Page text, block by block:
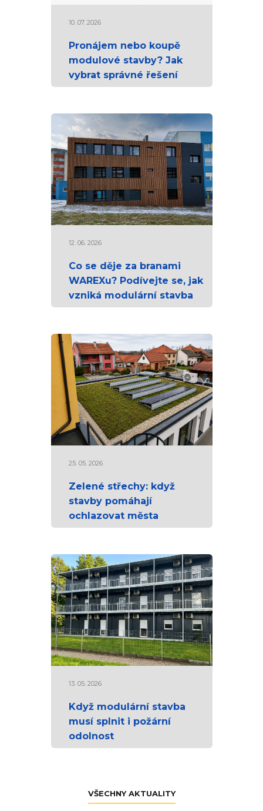
10. 07. 2026
Pronájem nebo koupě
modulové stavby? Jak
vybrat správné řešení
12. 06. 2026
Co se děje za branami
WAREXu? Podívejte se, jak
vzniká modulární stavba
25. 05. 2026
Zelené střechy: když
stavby pomáhají
ochlazovat města
13. 05. 2026
Když modulární stavba
musí splnit i požární
odolnost
VŠECHNY AKTUALITY